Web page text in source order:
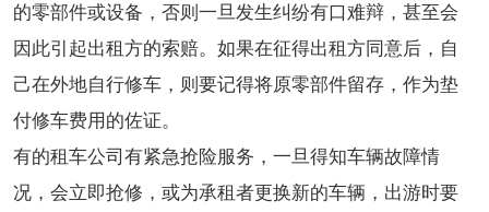
的零部件或设备，否则一旦发生纠纷有口难辩，甚至会
因此引起出租方的索赔。如果在征得出租方同意后，自
己在外地自行修车，则要记得将原零部件留存，作为垫
付修车费用的佐证。
有的租车公司有紧急抢险服务，一旦得知车辆故障情
况，会立即抢修，或为承租者更换新的车辆，出游时要